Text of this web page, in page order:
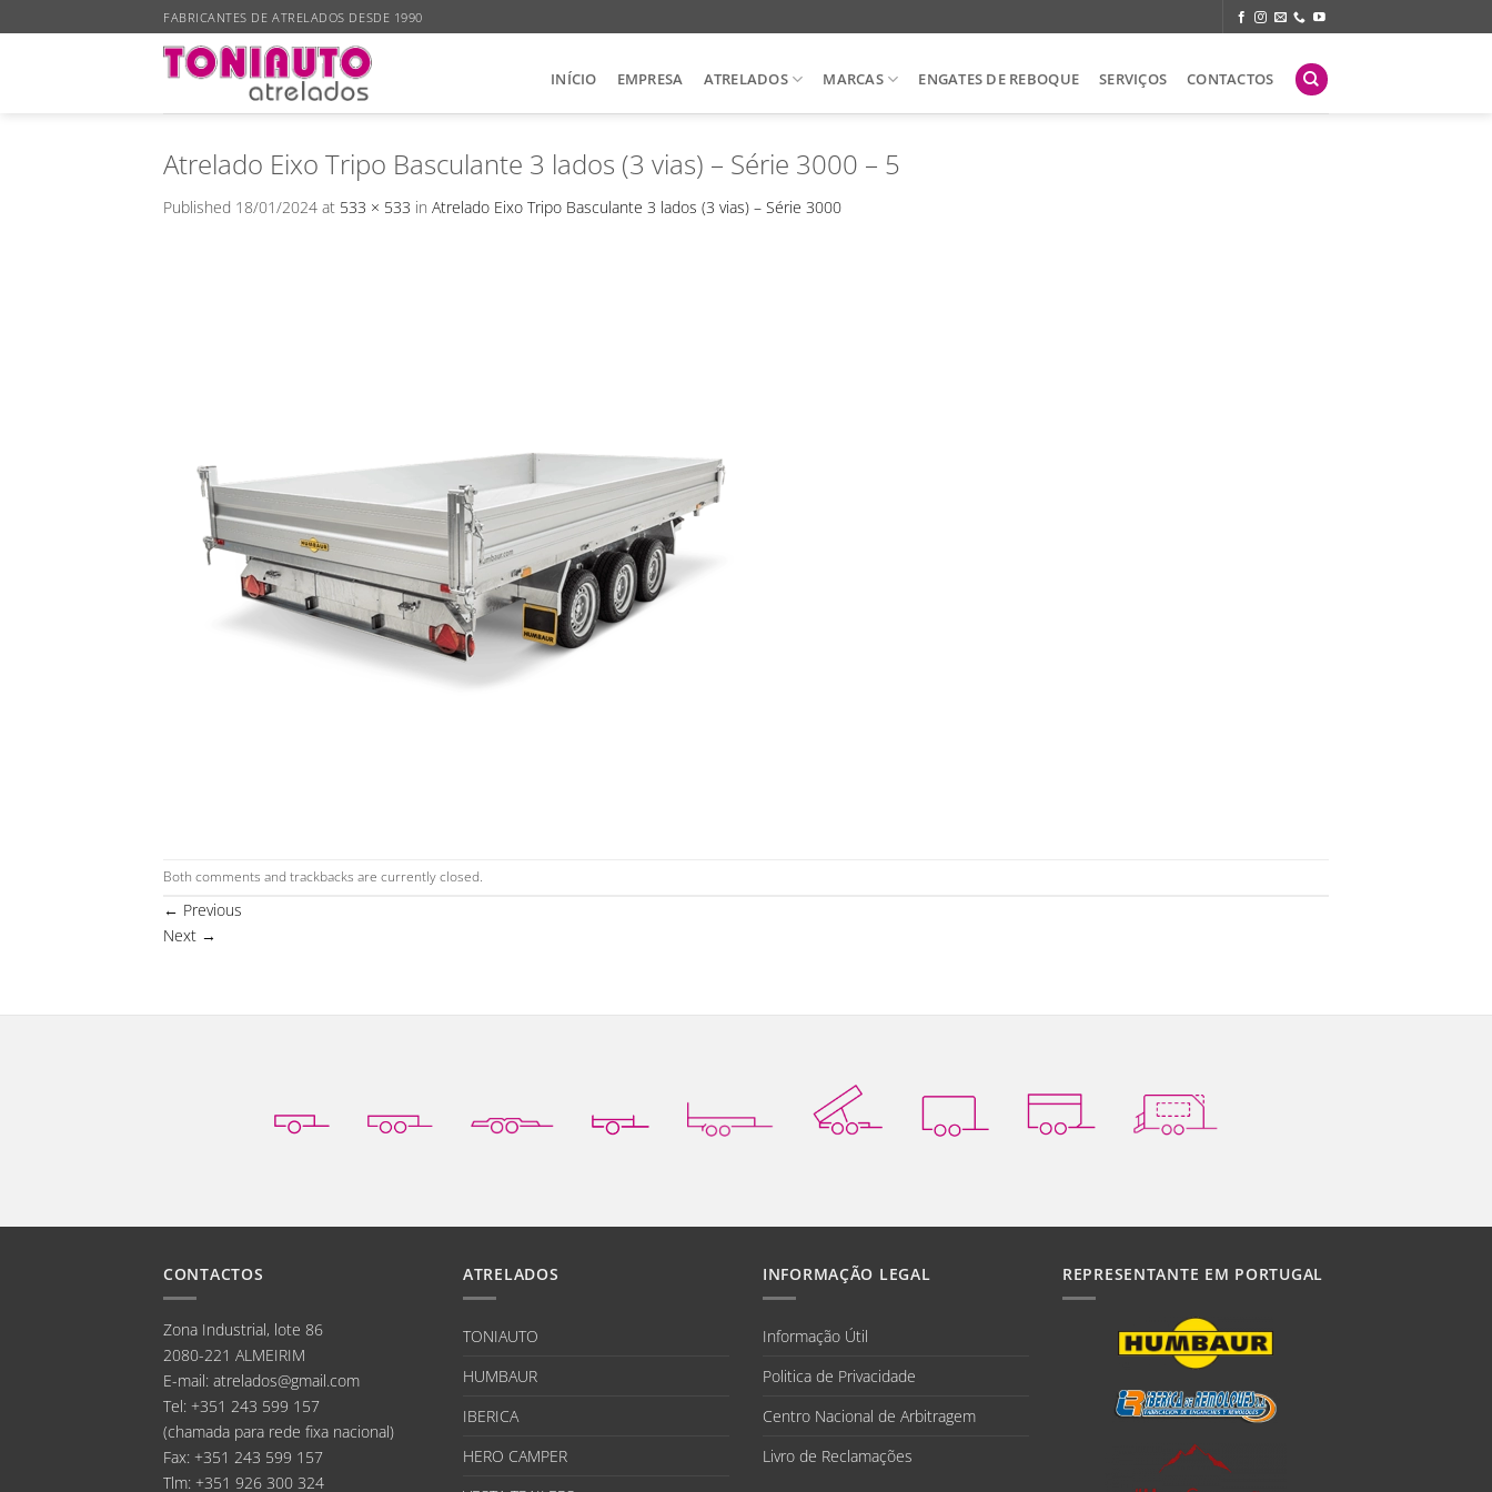
to
FABRICANTES DE ATRELADOS DESDE 1990
INÍCIO EMPRESA ATRELADOS MARCAS ENGATES DE REBOQUE SERVIÇOS CONTACTOS
Atrelado Eixo Tripo Basculante 3 lados (3 vias) – Série 3000 – 5
Published 18/01/2024 at 533 × 533 in Atrelado Eixo Tripo Basculante 3 lados (3 vias) – Série 3000
Both comments and trackbacks are currently closed.
← Previous
Next →
CONTACTOS
Zona Industrial, lote 86
2080-221 ALMEIRIM
E-mail: atrelados@gmail.com
Tel: +351 243 599 157
(chamada para rede fixa nacional)
Fax: +351 243 599 157
Tlm: +351 926 300 324
ATRELADOS
TONIAUTO
HUMBAUR
IBERICA
HERO CAMPER
INFORMAÇÃO LEGAL
Informação Útil
Politica de Privacidade
Centro Nacional de Arbitragem
Livro de Reclamações
REPRESENTANTE EM PORTUGAL